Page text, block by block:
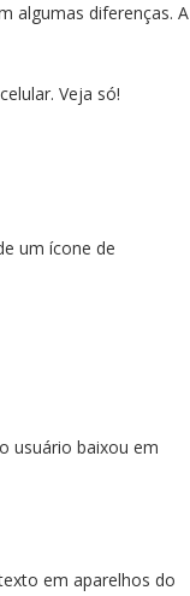
algumas diferenças. A
Veja só!
um ícone de
usuário baixou em
em aparelhos do